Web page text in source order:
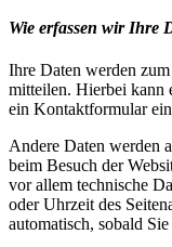
Wie erfassen wir Ihre
Ihre Daten werden
mitteilen. Hierbei kann
ein Kontaktformular
Andere Daten werden
beim Besuch der
vor allem technische
oder Uhrzeit des
automatisch, sobald